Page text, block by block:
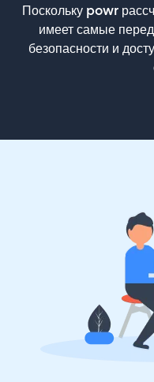
Поскольку powr
имеет самые
безопасности и